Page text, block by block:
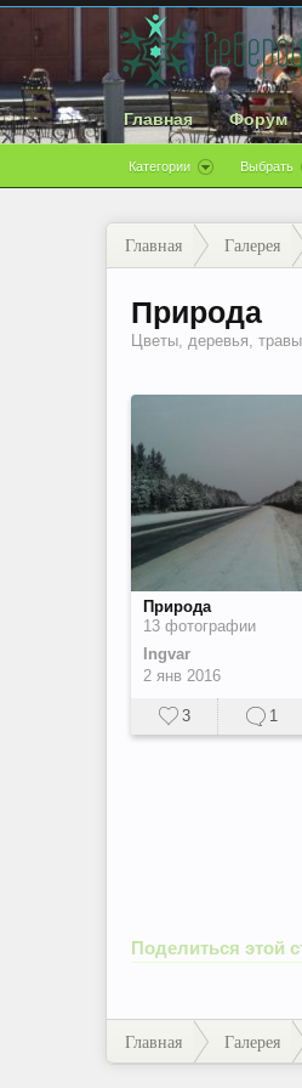
Главная Форум
Категории Выбрать
Главная Галерея
Природа
Цветы, деревья,
Природа
13 фотографии
Ingvar
2 янв 2016
3 1
Поделиться этой
Главная Галерея